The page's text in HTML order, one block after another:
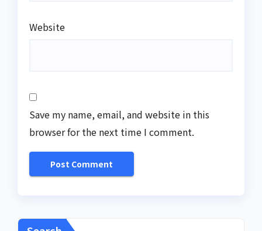
Website
Save my name, email, and website in this
browser for the next time I comment.